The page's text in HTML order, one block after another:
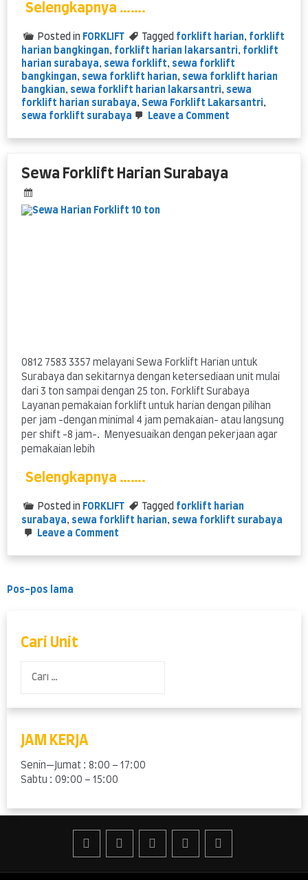
Selengkapnya …….
Posted in FORKLIFT Tagged forklift harian, forklift
harian bangkingan, forklift harian lakarsantri, forklift
harian surabaya, sewa forklift, sewa forklift
bangkingan, sewa forklift harian, sewa forklift harian
bangkian, sewa forklift harian lakarsantri, sewa
forklift harian surabaya, Sewa Forklift Lakarsantri,
sewa forklift surabaya
Leave a Commenton
Sewa Forklift Harian Surabaya
0812 7583 3357 melayani Sewa Forklift Harian untuk
Surabaya dan sekitarnya dengan ketersediaan unit mulai
dari 3 ton sampai dengan 25 ton. Forklift Surabaya
Layanan pemakaian forklift untuk harian dengan pilihan
per jam -dengan minimal 4 jam pemakaian- atau langsung
per shift -8 jam-. Menyesuaikan dengan pekerjaan agar
pemakaian lebih
Selengkapnya …….
Posted in FORKLIFT Tagged forklift harian
surabaya, sewa forklift harian, sewa forklift surabaya
Leave a Commenton
Navigasi
Pos-pos lama
Cari Unit
untuk:
JAM KERJA
Senin—Jumat : 8:00 – 17:00
Sabtu : 09:00 – 15:00